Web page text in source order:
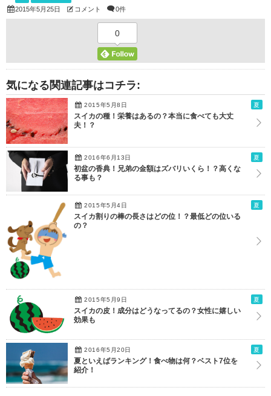
2015年5月25日
コメント 0件
0
気になる関連記事はコチラ:
2015年5月8日 夏
スイカの種！栄養はあるの？本当に食べても大丈
夫！？
2016年6月13日 夏
初盆の香典！兄弟の金額はズバリいくら！？高くな
る事も？
2015年5月4日 夏
スイカ割りの棒の長さはどの位！？最低どの位いる
の？
2015年5月9日 夏
スイカの皮！成分はどうなってるの？女性に嬉しい
効果も
2016年5月20日 夏
夏といえばランキング！食べ物は何？ベスト7位を
紹介！